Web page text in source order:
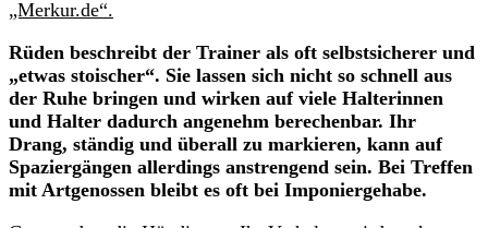
„Merkur.de“.
Rüden beschreibt der Trainer als oft selbstsicherer und
„etwas stoischer“. Sie lassen sich nicht so schnell aus
der Ruhe bringen und wirken auf viele Halterinnen
und Halter dadurch angenehm berechenbar. Ihr
Drang, ständig und überall zu markieren, kann auf
Spaziergängen allerdings anstrengend sein. Bei Treffen
mit Artgenossen bleibt es oft bei Imponiergehabe.